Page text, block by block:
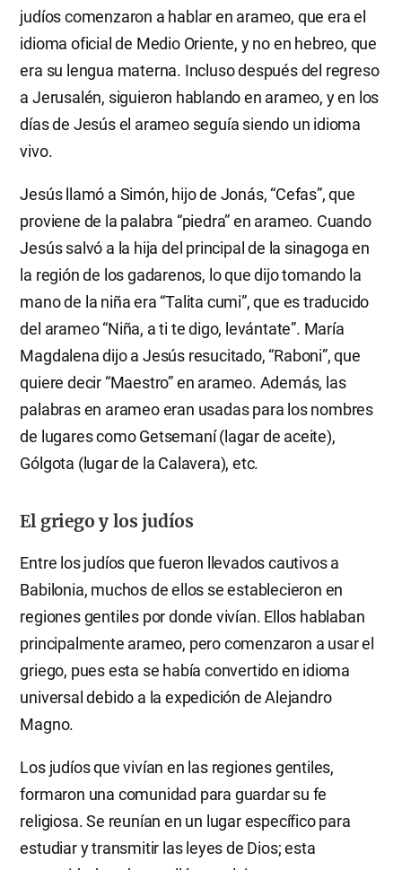
judíos comenzaron a hablar en arameo, que era el
idioma oficial de Medio Oriente, y no en hebreo, que
era su lengua materna. Incluso después del regreso
a Jerusalén, siguieron hablando en arameo, y en los
días de Jesús el arameo seguía siendo un idioma
vivo.
Jesús llamó a Simón, hijo de Jonás, “Cefas”, que
proviene de la palabra “piedra” en arameo. Cuando
Jesús salvó a la hija del principal de la sinagoga en
la región de los gadarenos, lo que dijo tomando la
mano de la niña era “Talita cumi”, que es traducido
del arameo “Niña, a ti te digo, levántate”. María
Magdalena dijo a Jesús resucitado, “Raboni”, que
quiere decir “Maestro” en arameo. Además, las
palabras en arameo eran usadas para los nombres
de lugares como Getsemaní (lagar de aceite),
Gólgota (lugar de la Calavera), etc.
El griego y los judíos
Entre los judíos que fueron llevados cautivos a
Babilonia, muchos de ellos se establecieron en
regiones gentiles por donde vivían. Ellos hablaban
principalmente arameo, pero comenzaron a usar el
griego, pues esta se había convertido en idioma
universal debido a la expedición de Alejandro
Magno.
Los judíos que vivían en las regiones gentiles,
formaron una comunidad para guardar su fe
religiosa. Se reunían en un lugar específico para
estudiar y transmitir las leyes de Dios; esta